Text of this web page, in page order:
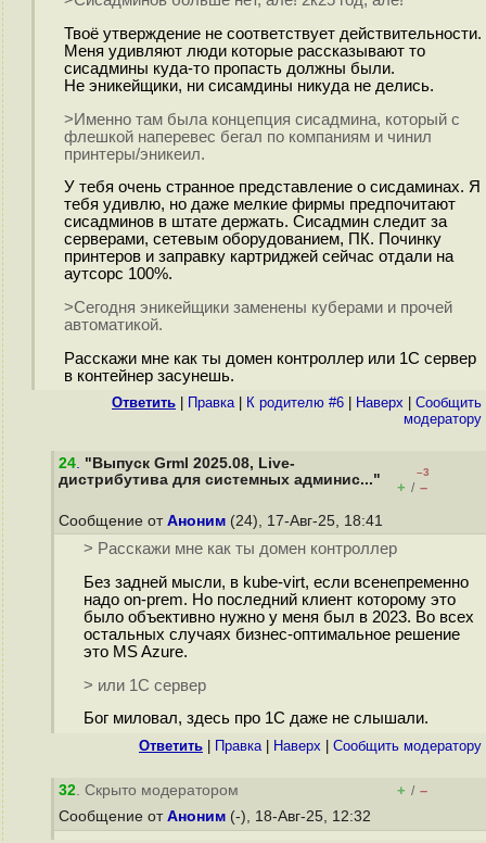
Твоё утверждение не соответствует действительности.
Меня удивляют люди которые рассказывают то
сисадмины куда-то пропасть должны были.
Не эникейщики, ни сисамдины никуда не делись.
>Именно там была концепция сисадмина, который с
флешкой наперевес бегал по компаниям и чинил
принтеры/эникеил.
У тебя очень странное представление о сисдаминах. Я
тебя удивлю, но даже мелкие фирмы предпочитают
сисадминов в штате держать. Сисадмин следит за
серверами, сетевым оборудованием, ПК. Починку
принтеров и заправку картриджей сейчас отдали на
аутсорс 100%.
>Сегодня эникейщики заменены куберами и прочей
автоматикой.
Расскажи мне как ты домен контроллер или 1С сервер
в контейнер засунешь.
Ответить Правка| К родителю #6 Наверх
Cообщить
модератору
24. "Выпуск Grml 2025.08, Live-
дистрибутива для системных админис..."
–3
+ / –
Сообщение от Аноним (24), 17-Авг-25, 18:41
> Расскажи мне как ты домен контроллер
Без задней мысли, в kube-virt, если всенепременно
надо on-prem. Но последний клиент которому это
было объективно нужно у меня был в 2023. Во всех
остальных случаях бизнес-оптимальное решение
это MS Azure.
> или 1С сервер
Бог миловал, здесь про 1С даже не слышали.
Ответить Правка| Наверх Cообщить модератору
32. Скрыто модератором + / –
Сообщение от Аноним (-), 18-Авг-25, 12:32